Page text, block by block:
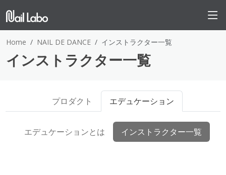
Home NAIL DE DANCE インストラクター一覧
インストラクター一覧
プロダクト エデュケーション
エデュケーションとは インストラクター一覧